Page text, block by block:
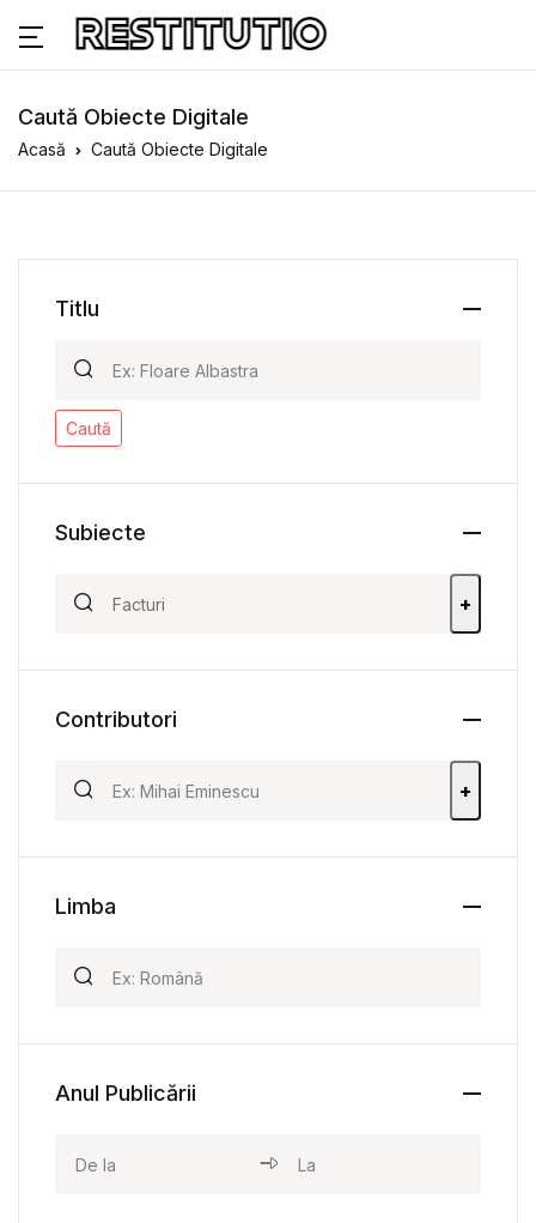
Caută Obiecte Digitale
Acasă Caută Obiecte Digitale
Titlu
Caută
Subiecte
+
Contributori
+
Limba
Anul Publicării